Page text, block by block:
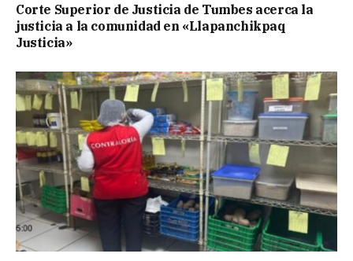
Corte Superior de Justicia de Tumbes acerca la
justicia a la comunidad en «Llapanchikpaq
Justicia»